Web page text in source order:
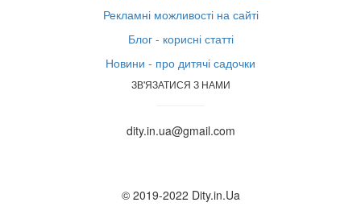
Рекламні можливості на сайті
Блог - корисні статті
Новини - про дитячі садочки
ЗВ'ЯЗАТИСЯ З НАМИ
dity.in.ua@gmail.com
© 2019-2022 Dity.in.Ua